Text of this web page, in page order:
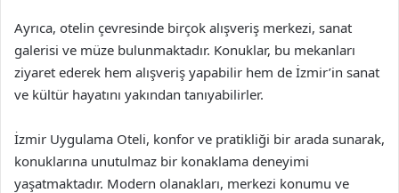
Ayrıca, otelin çevresinde birçok alışveriş merkezi, sanat
galerisi ve müze bulunmaktadır. Konuklar, bu mekanları
ziyaret ederek hem alışveriş yapabilir hem de İzmir’in sanat
ve kültür hayatını yakından tanıyabilirler.
İzmir Uygulama Oteli, konfor ve pratikliği bir arada sunarak,
konuklarına unutulmaz bir konaklama deneyimi
yaşatmaktadır. Modern olanakları, merkezi konumu ve